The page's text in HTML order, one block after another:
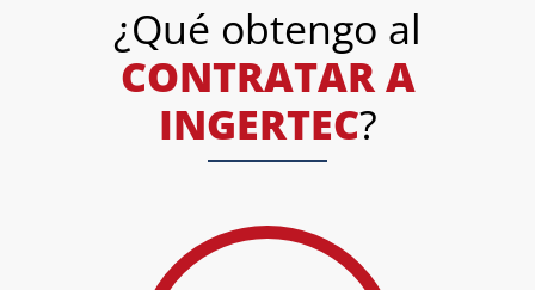
¿Qué obtengo al
CONTRATAR A
INGERTEC?